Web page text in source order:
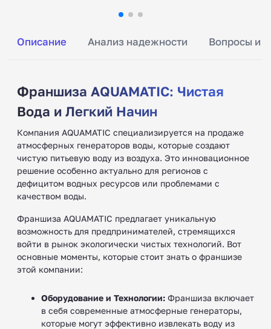
Описание Анализ надежности Вопросы и
Франшиза AQUAMATIC: Чистая
Вода и Легкий Начин
Компания AQUAMATIC специализируется на продаже
атмосферных генераторов воды, которые создают
чистую питьевую воду из воздуха. Это инновационное
решение особенно актуально для регионов с
дефицитом водных ресурсов или проблемами с
качеством воды.
Франшиза AQUAMATIC предлагает уникальную
возможность для предпринимателей, стремящихся
войти в рынок экологически чистых технологий. Вот
основные моменты, которые стоит знать о франшизе
этой компании:
Оборудование и Технологии: Франшиза включает
в себя современные атмосферные генераторы,
которые могут эффективно извлекать воду из